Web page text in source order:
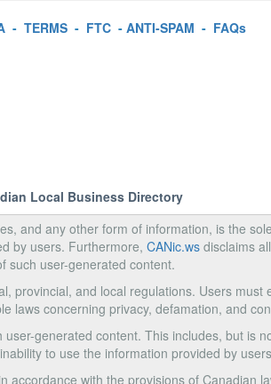
- TERMS- FTC- ANTI-SPAM - FAQs
Local Business Directory
and any other form of information, is the
by users. Furthermore, CANic.wsdisclaims
such user-generated content.
provincial, and local regulations. Users must
laws concerning privacy, defamation, and
generated content. This includes, but is
to use the information provided by
with the provisions of Canadian